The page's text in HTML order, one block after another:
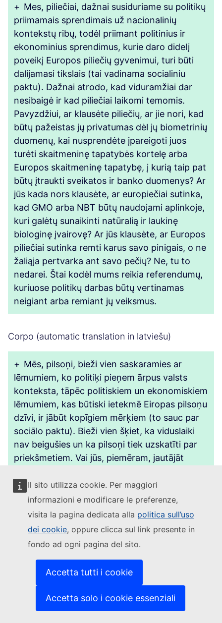
Il sito utilizza cookie. Per maggiori
informazioni e modificare le preferenze,
visita la pagina dedicata alla politica sull’uso
dei cookie, oppure clicca sul link presente in
fondo ad ogni pagina del sito.
Accetta tutti i cookie
Accetta solo i cookie essenziali
+ Mes, piliečiai, dažnai susiduriame su politikų
priimamais sprendimais už nacionalinių
kontekstų ribų, todėl priimant politinius ir
ekonominius sprendimus, kurie daro didelį
poveikį Europos piliečių gyvenimui, turi būti
dalijamasi tikslais (tai vadinama socialiniu
paktu). Dažnai atrodo, kad viduramžiai dar
nesibaigė ir kad piliečiai laikomi temomis.
Pavyzdžiui, ar klausėte piliečių, ar jie nori, kad
būtų pažeistas jų privatumas dėl jų biometrinių
duomenų, kai nusprendėte įpareigoti juos
turėti skaitmeninę tapatybės kortelę arba
Europos skaitmeninę tapatybę, į kurią taip pat
būtų įtraukti sveikatos ir banko duomenys? Ar
jūs kada nors klausėte, ar europiečiai sutinka,
kad GMO arba NBT būtų naudojami aplinkoje,
kuri galėtų sunaikinti natūralią ir laukinę
biologinę įvairovę? Ar jūs klausėte, ar Europos
piliečiai sutinka remti karus savo pinigais, o ne
žaliąja pertvarka ant savo pečių? Ne, tu to
nedarei. Štai kodėl mums reikia referendumų,
kuriuose politikų darbas būtų vertinamas
neigiant arba remiant jų veiksmus.
Corpo (automatic translation in latviešu)
+ Mēs, pilsoņi, bieži vien saskaramies ar
lēmumiem, ko politiķi pieņem ārpus valsts
konteksta, tāpēc politiskiem un ekonomiskiem
lēmumiem, kas būtiski ietekmē Eiropas pilsoņu
dzīvi, ir jābūt kopīgiem mērķiem (to sauc par
sociālo paktu). Bieži vien šķiet, ka viduslaiki
nav beigušies un ka pilsoņi tiek uzskatīti par
priekšmetiem. Vai jūs, piemēram, jautājāt
viņu biometrisko datu privātums, ja esat
nolēmis noteikt viņiem pienākumu saņemt
digitālo personas apliecību vai Eiropas digitālo
identitāti, kas ietver arī veselības un banku
datus? Vai jūs nejauši esat jautājis, vai eiropieši
piekrīt ĢMO vai NBT iekļaušanai vidē, kas
potenciāli varētu iznīcināt dabisko un savvaļas
biodaudzveidību, vai arī jūs esat jautājis, vai
savu naudu, nevis zaļo pārkārtošanos uz